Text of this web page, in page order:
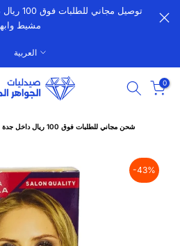
توصيل
مشيط
العربية
0
شحن مجاني للطلبات فوق 100 ريال داخل جدة والرياض وخميس مشيط وابها
-43%